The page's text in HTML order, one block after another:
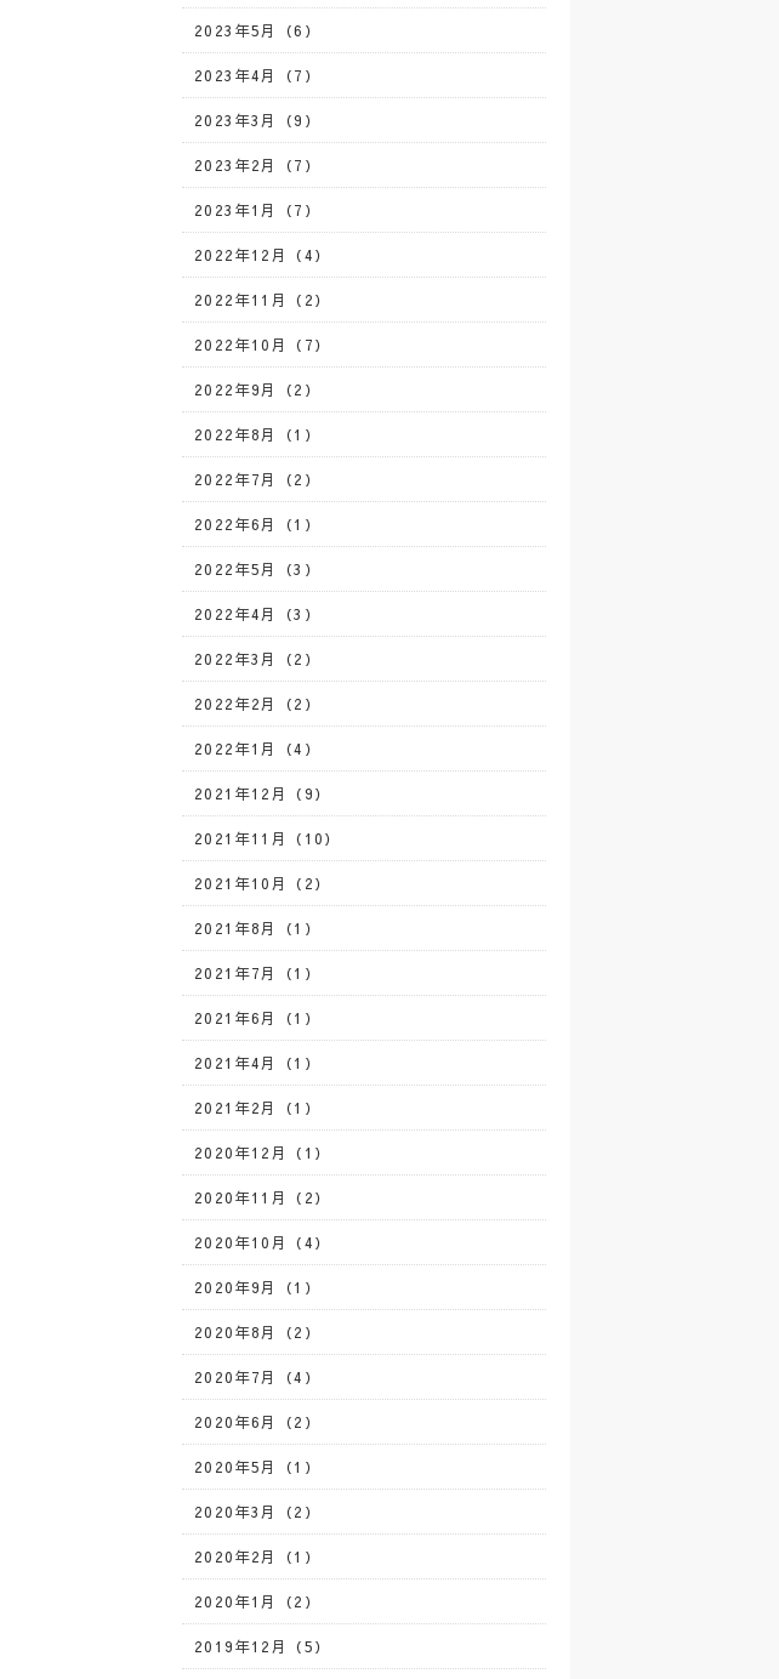
2023年5月（6）
2023年4月（7）
2023年3月（9）
2023年2月（7）
2023年1月（7）
2022年12月（4）
2022年11月（2）
2022年10月（7）
2022年9月（2）
2022年8月（1）
2022年7月（2）
2022年6月（1）
2022年5月（3）
2022年4月（3）
2022年3月（2）
2022年2月（2）
2022年1月（4）
2021年12月（9）
2021年11月（10）
2021年10月（2）
2021年8月（1）
2021年7月（1）
2021年6月（1）
2021年4月（1）
2021年2月（1）
2020年12月（1）
2020年11月（2）
2020年10月（4）
2020年9月（1）
2020年8月（2）
2020年7月（4）
2020年6月（2）
2020年5月（1）
2020年3月（2）
2020年2月（1）
2020年1月（2）
2019年12月（5）